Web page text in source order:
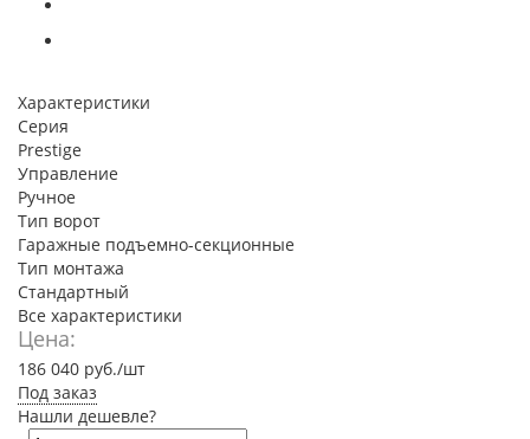
Характеристики
Серия
Prestige
Управление
Ручное
Тип ворот
Гаражные подъемно-секционные
Тип монтажа
Стандартный
Все характеристики
Цена:
186 040 руб./шт
Под заказ
Нашли дешевле?